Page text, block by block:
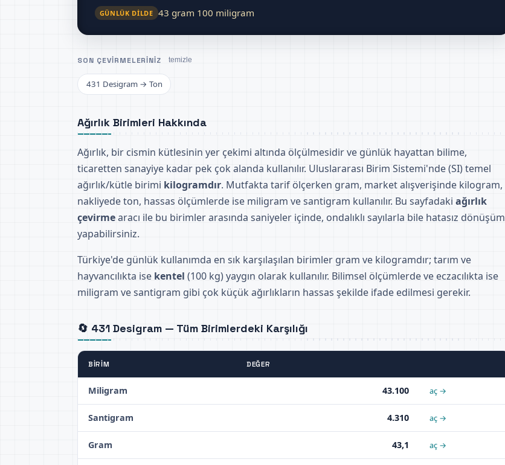
GÜNLÜK DILDE 43 gram 100 miligram
SON ÇEVIRMELERINIZ temizle
431 Desigram → Ton
Ağırlık Birimleri Hakkında
Ağırlık, bir cismin kütlesinin yer çekimi altında ölçülmesidir ve günlük hayattan bilime,
ticaretten sanayiye kadar pek çok alanda kullanılır. Uluslararası Birim Sistemi'nde (SI) temel
ağırlık/kütle birimi kilogramdır. Mutfakta tarif ölçerken gram, market alışverişinde kilogram,
nakliyede ton, hassas ölçümlerde ise miligram ve santigram kullanılır. Bu sayfadaki ağırlık
çevirmearacı ile bu birimler arasında saniyeler içinde, ondalıklı sayılarla bile hatasız dönüşüm
yapabilirsiniz.
Türkiye'de günlük kullanımda en sık karşılaşılan birimler gram ve kilogramdır; tarım ve
hayvancılıkta ise kentel (100 kg) yaygın olarak kullanılır. Bilimsel ölçümlerde ve eczacılıkta ise
miligram ve santigram gibi çok küçük ağırlıkların hassas şekilde ifade edilmesi gerekir.
🔄 431 Desigram — Tüm Birimlerdeki Karşılığı
BIRIM DEĞER
Miligram 43.100 aç →
Santigram 4.310 aç →
Gram 43,1 aç →